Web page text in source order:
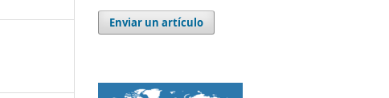
Enviar un artículo